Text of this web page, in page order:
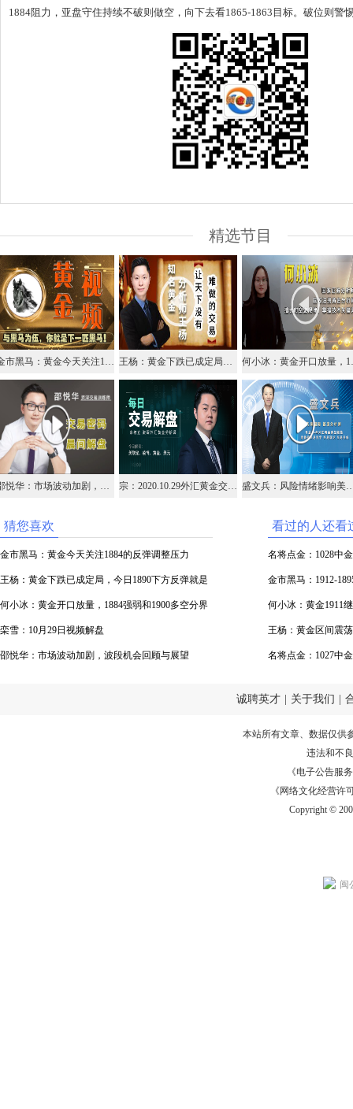
1884阻力，亚盘守住持续不破则做空，向下去看1865-1863目标。破位则警
精选节目
金市黑马：黄金今天关注1884的反弹调整压力 王杨：黄金下跌已成定局，今日1890下方反弹就是空！ 何小冰
邵悦华：市场波动加剧，波段机会回顾与展望 宗：2020.10.29外汇黄金交易解盘 盛文兵：风险情绪影响美元
猜您喜欢
金市黑马：黄金今天关注1884的反弹调整压力
王杨：黄金下跌已成定局，今日1890下方反弹就是
空！
何小冰：黄金开口放量，1884强弱和1900多空分界
栾雪：10月29日视频解盘
邵悦华：市场波动加剧，波段机会回顾与展望
看过的人还看
名将点金：1028中
油
金市黑马：1912-
何小冰：黄金1911
王杨：黄金区间震
名将点金：1027中
诚聘英才 关于我们
本站所有文章、数据仅供
违法和不
《电子公告服务
《网络文化经营许
Copyright ©
闽